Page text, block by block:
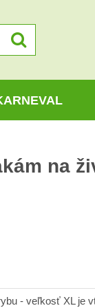
na
- veľkosť XL je